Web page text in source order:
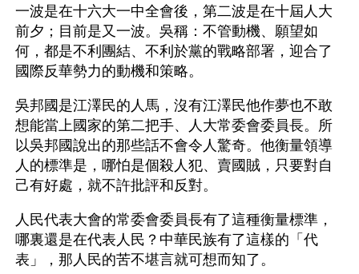
一波是在十六大一中全會後，第二波是在十屆人大
前夕；目前是又一波。吳稱：不管動機、願望如
何，都是不利團結、不利於黨的戰略部署，迎合了
國際反華勢力的動機和策略。
吳邦國是江澤民的人馬，沒有江澤民他作夢也不敢
想能當上國家的第二把手、人大常委會委員長。所
以吳邦國說出的那些話不會令人驚奇。他衡量領導
人的標準是，哪怕是個殺人犯、賣國賊，只要對自
己有好處，就不許批評和反對。
人民代表大會的常委會委員長有了這種衡量標準，
哪裏還是在代表人民？中華民族有了這樣的「代
表」，那人民的苦不堪言就可想而知了。